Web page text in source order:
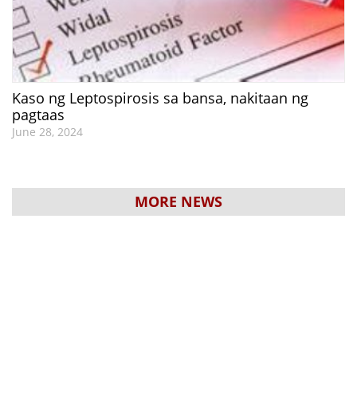
Kaso ng Leptospirosis sa bansa, nakitaan ng
pagtaas
June 28, 2024
MORE NEWS